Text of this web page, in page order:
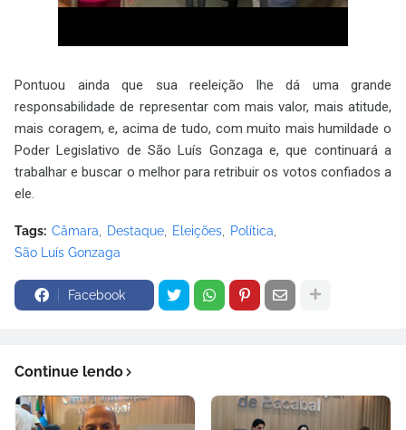
Pontuou ainda que sua reeleição lhe dá uma grande
responsabilidade de representar com mais valor, mais atitude,
mais coragem, e, acima de tudo, com muito mais humildade o
Poder Legislativo de São Luís Gonzaga e, que continuará a
trabalhar e buscar o melhor para retribuir os votos confiados a
ele.
Tags: Câmara Destaque Eleições
Política
São Luís Gonzaga
Facebook
Continue lendo